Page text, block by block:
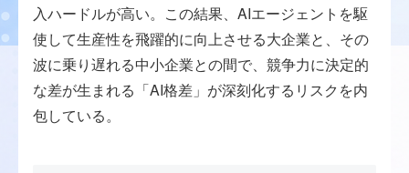
入ハードルが高い。この結果、AIエージェントを駆
使して生産性を飛躍的に向上させる大企業と、その
波に乗り遅れる中小企業との間で、競争力に決定的
な差が生まれる「AI格差」が深刻化するリスクを内
包している。